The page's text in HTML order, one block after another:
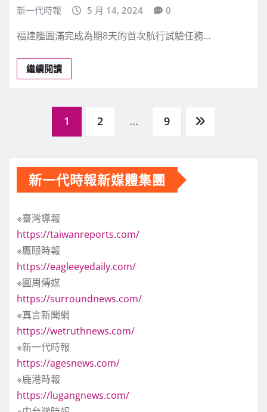
新一代時報 5 月 14, 2024 0
福建艦圓滿完成為期8天的首次航行試驗任務…
繼續閱讀
章
分
頁
1 2 ... 9
新一代時報新媒體集團
※臺灣導報
https://taiwanreports.com/
※鷹眼時報
https://eagleeyedaily.com/
※圓周傳媒
https://surroundnews.com/
※真言新聞網
https://wetruthnews.com/
※新一代時報
https://agesnews.com/
※鹿港時報
https://lugangnews.com/